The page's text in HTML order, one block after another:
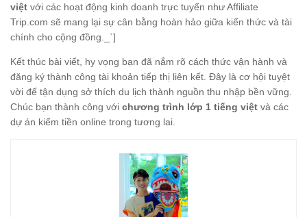
việt với các hoạt động kinh doanh trực tuyến như Affiliate
Trip.com sẽ mang lại sự cân bằng hoàn hảo giữa kiến thức và tài
chính cho cộng đồng._`]
Kết thúc bài viết, hy vọng bạn đã nắm rõ cách thức vận hành và
đăng ký thành công tài khoản tiếp thị liên kết. Đây là cơ hội tuyệt
vời để tận dụng sở thích du lịch thành nguồn thu nhập bền vững.
Chúc bạn thành công với chương trình lớp 1 tiếng việt và các
dự án kiếm tiền online trong tương lai.